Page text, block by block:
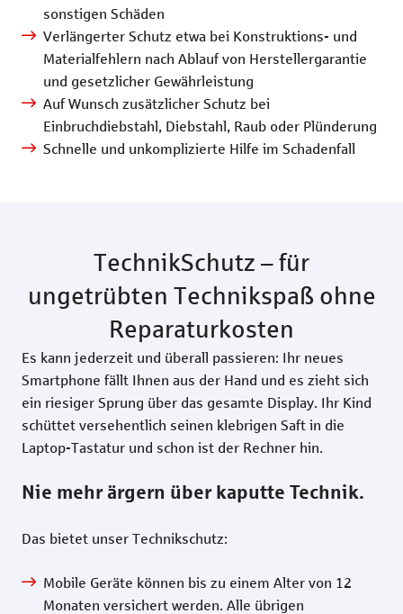
sonstigen Schäden
Verlängerter Schutz etwa bei Konstruktions- und
Materialfehlern nach Ablauf von Herstellergarantie
und gesetzlicher Gewährleistung
Auf Wunsch zusätzlicher Schutz bei
Einbruchdiebstahl, Diebstahl, Raub oder Plünderung
Schnelle und unkomplizierte Hilfe im Schadenfall
TechnikSchutz – für
ungetrübten Technikspaß ohne
Reparaturkosten
Es kann jederzeit und überall passieren: Ihr neues
Smartphone fällt Ihnen aus der Hand und es zieht sich
ein riesiger Sprung über das gesamte Display. Ihr Kind
schüttet versehentlich seinen klebrigen Saft in die
Laptop-Tastatur und schon ist der Rechner hin.
Nie mehr ärgern über kaputte Technik.
Das bietet unser Technikschutz:
Mobile Geräte können bis zu einem Alter von 12
Monaten versichert werden. Alle übrigen